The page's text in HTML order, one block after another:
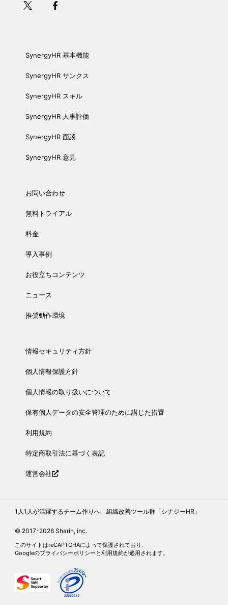
SynergyHR 基本機能
SynergyHR サンクス
SynergyHR スキル
SynergyHR 人事評価
SynergyHR 面談
SynergyHR 意見
お問い合わせ
無料トライアル
料金
導入事例
お役立ちコンテンツ
ニュース
推奨動作環境
情報セキュリティ方針
個人情報保護方針
個人情報の取り扱いについて
保有個人データの安全管理のために講じた措置
利用規約
特定商取引法に基づく表記
運営会社
1人1人が活躍するチーム作りへ 組織改善ツール群「シナジーHR」
© 2017-2026 Sharin, inc.
このサイトはreCAPTCHAによって保護されており、
Googleのプライバシーポリシー と利用規約が適用されます。